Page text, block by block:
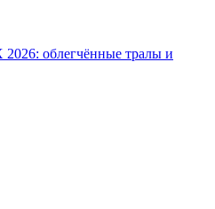
облегчённые тралы и